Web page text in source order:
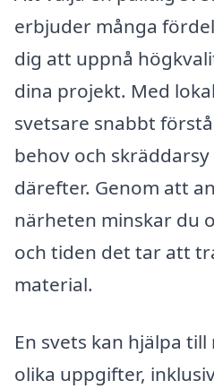
erbjuder många
dig att uppnå
dina projekt. Med
svetsare snabbt
behov och
därefter. Genom att
närheten minskar du
och tiden det tar att
material.
En svets kan hjälpa
olika uppgifter,